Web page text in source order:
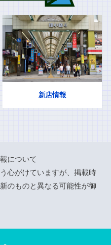
新店情報
について
心がけていますが、掲載時
のものと異なる可能性が御